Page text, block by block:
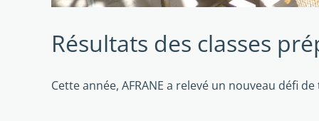
Résultats des classes
Cette année, AFRANE a relevé un nouveau défi